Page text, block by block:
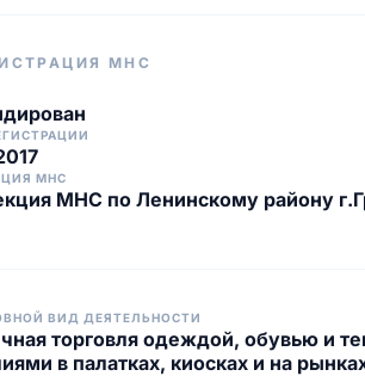
МНС
МНС
МНС по Ленинскому району
ВИД ДЕЯТЕЛЬНОСТИ
торговля одеждой, обувью и
в палатках, киосках и на